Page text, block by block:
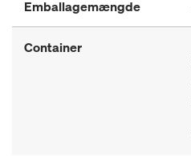
Emballagemængde
Container